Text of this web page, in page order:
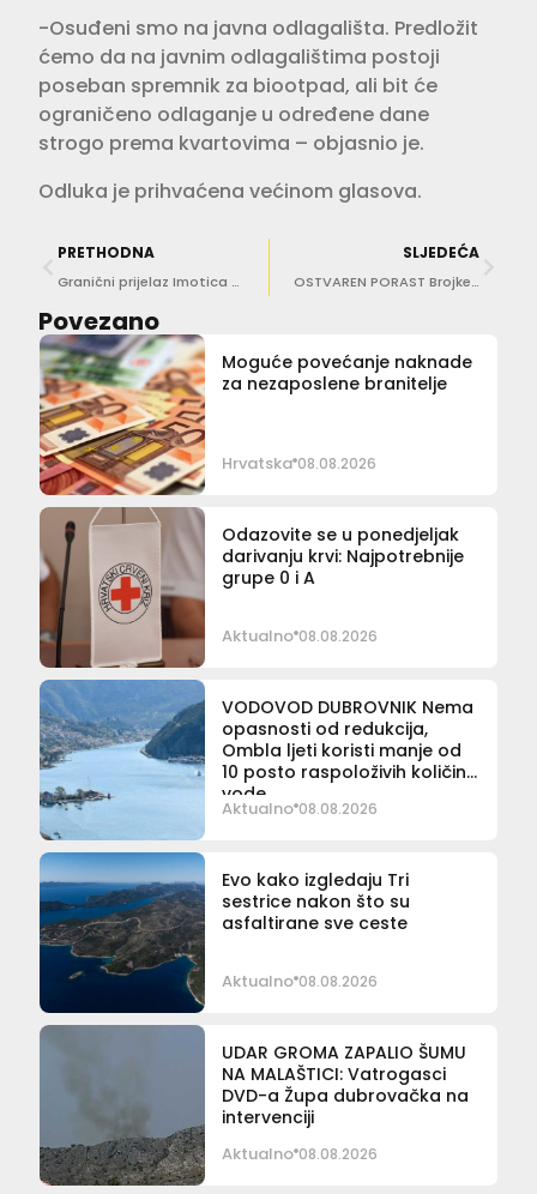
-Osuđeni smo na javna odlagališta. Predložit
ćemo da na javnim odlagalištima postoji
poseban spremnik za biootpad, ali bit će
ograničeno odlaganje u određene dane
strogo prema kvartovima – objasnio je.
Odluka je prihvaćena većinom glasova.
PRETHODNA
Granični prijelaz Imotica – Duži ponovno postaje granični prijelazi samo za pogranični promet
SLJEDEĆA
OSTVAREN PORAST Brojke nautičkog turizma veće su nego prošle godine
Povezano
Moguće povećanje naknade
za nezaposlene branitelje
Hrvatska 08.08.2026
Odazovite se u ponedjeljak
darivanju krvi: Najpotrebnije
grupe 0 i A
Aktualno 08.08.2026
VODOVOD DUBROVNIK Nema
opasnosti od redukcija,
Ombla ljeti koristi manje od
10 posto raspoloživih količina
vode
Aktualno 08.08.2026
Evo kako izgledaju Tri
sestrice nakon što su
asfaltirane sve ceste
Aktualno 08.08.2026
UDAR GROMA ZAPALIO ŠUMU
NA MALAŠTICI: Vatrogasci
DVD-a Župa dubrovačka na
intervenciji
Aktualno 08.08.2026